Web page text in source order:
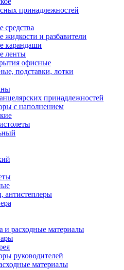
принадлежностей
и разбавители
карандаши
ленты
офисные
подставки, лотки
принадлежностей
с наполнением
антистеплеры
и расходные материалы
руководителей
материалы